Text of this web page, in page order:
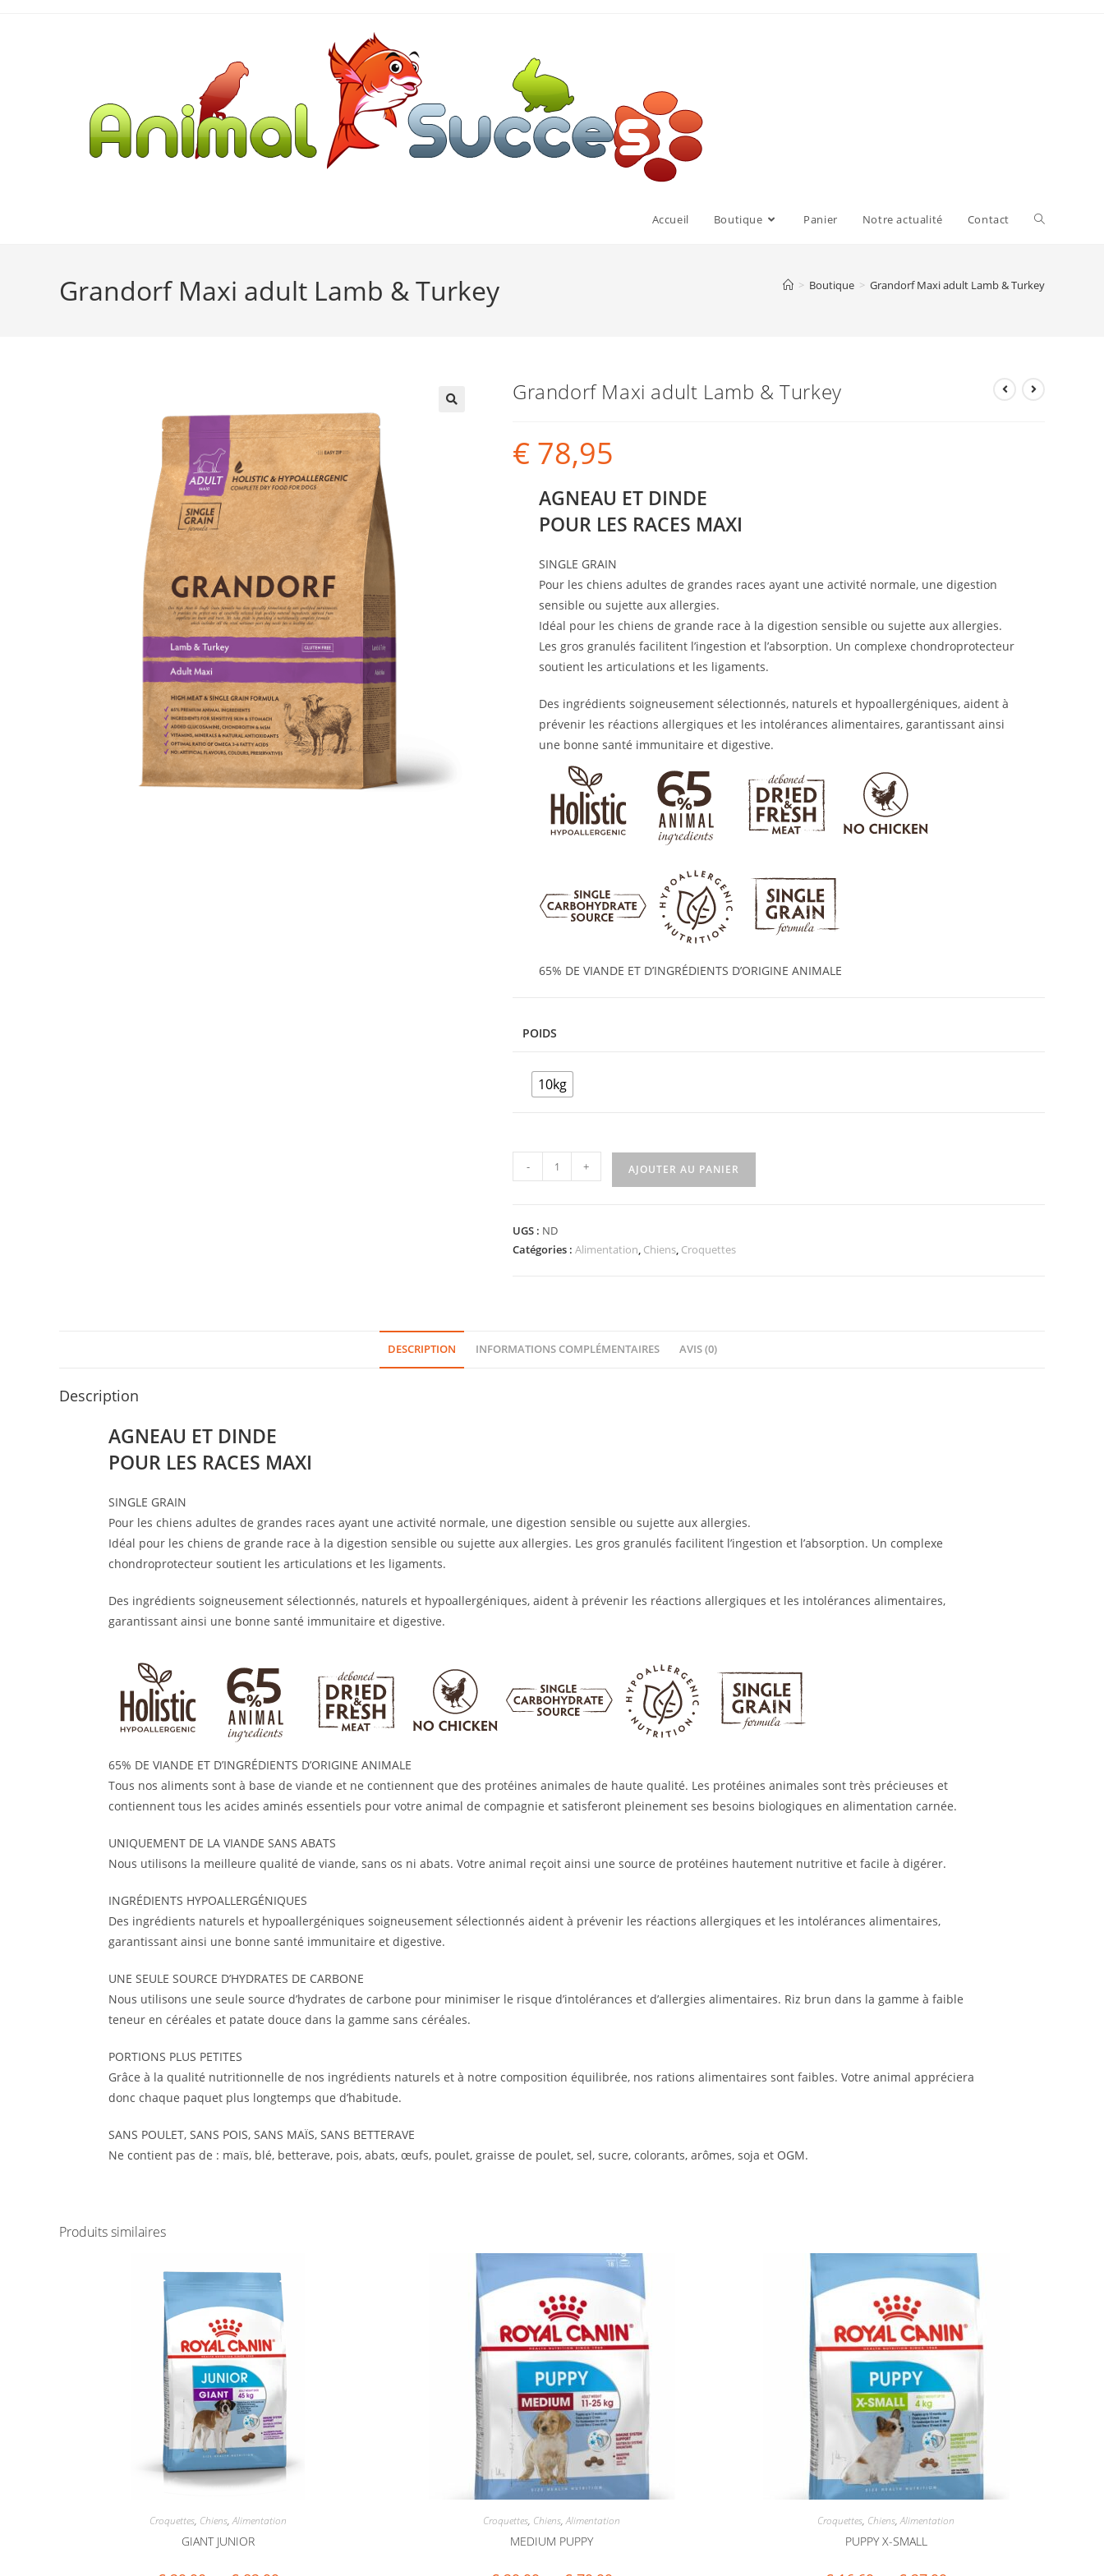
Accueil Boutique Panier Notre actualité Contact
Grandorf Maxi adult Lamb & Turkey > Boutique > Grandorf Maxi adult Lamb & Turkey
Grandorf Maxi adult Lamb & Turkey
€ 78,95
AGNEAU ET DINDE
POUR LES RACES MAXI
SINGLE GRAIN
Pour les chiens adultes de grandes races ayant une activité normale, une digestion
sensible ou sujette aux allergies.
Idéal pour les chiens de grande race à la digestion sensible ou sujette aux allergies.
Les gros granulés facilitent l’ingestion et l’absorption. Un complexe chondroprotecteur
soutient les articulations et les ligaments.
Des ingrédients soigneusement sélectionnés, naturels et hypoallergéniques, aident à
prévenir les réactions allergiques et les intolérances alimentaires, garantissant ainsi
une bonne santé immunitaire et digestive.
65% DE VIANDE ET D’INGRÉDIENTS D’ORIGINE ANIMALE
POIDS
10kg
- + AJOUTER AU PANIER
UGS : ND
Catégories : Alimentation, Chiens, Croquettes
DESCRIPTION INFORMATIONS COMPLÉMENTAIRES AVIS (0)
Description
AGNEAU ET DINDE
POUR LES RACES MAXI
SINGLE GRAIN
Pour les chiens adultes de grandes races ayant une activité normale, une digestion sensible ou sujette aux allergies.
Idéal pour les chiens de grande race à la digestion sensible ou sujette aux allergies. Les gros granulés facilitent l’ingestion et l’absorption. Un complexe
chondroprotecteur soutient les articulations et les ligaments.
Des ingrédients soigneusement sélectionnés, naturels et hypoallergéniques, aident à prévenir les réactions allergiques et les intolérances alimentaires,
garantissant ainsi une bonne santé immunitaire et digestive.
65% DE VIANDE ET D’INGRÉDIENTS D’ORIGINE ANIMALE
Tous nos aliments sont à base de viande et ne contiennent que des protéines animales de haute qualité. Les protéines animales sont très précieuses et
contiennent tous les acides aminés essentiels pour votre animal de compagnie et satisferont pleinement ses besoins biologiques en alimentation carnée.
UNIQUEMENT DE LA VIANDE SANS ABATS
Nous utilisons la meilleure qualité de viande, sans os ni abats. Votre animal reçoit ainsi une source de protéines hautement nutritive et facile à digérer.
INGRÉDIENTS HYPOALLERGÉNIQUES
Des ingrédients naturels et hypoallergéniques soigneusement sélectionnés aident à prévenir les réactions allergiques et les intolérances alimentaires,
garantissant ainsi une bonne santé immunitaire et digestive.
UNE SEULE SOURCE D’HYDRATES DE CARBONE
Nous utilisons une seule source d’hydrates de carbone pour minimiser le risque d’intolérances et d’allergies alimentaires. Riz brun dans la gamme à faible
teneur en céréales et patate douce dans la gamme sans céréales.
PORTIONS PLUS PETITES
Grâce à la qualité nutritionnelle de nos ingrédients naturels et à notre composition équilibrée, nos rations alimentaires sont faibles. Votre animal appréciera
donc chaque paquet plus longtemps que d’habitude.
SANS POULET, SANS POIS, SANS MAÏS, SANS BETTERAVE
Ne contient pas de : maïs, blé, betterave, pois, abats, œufs, poulet, graisse de poulet, sel, sucre, colorants, arômes, soja et OGM.
Produits similaires
Croquettes, Chiens,Alimentation
GIANT JUNIOR
Croquettes, Chiens,Alimentation
MEDIUM PUPPY
Croquettes, Chiens,Alimentation
PUPPY X-SMALL